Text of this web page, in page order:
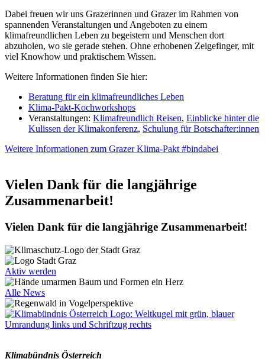
Dabei freuen wir uns Grazerinnen und Grazer im Rahmen von
spannenden Veranstaltungen und Angeboten zu einem
klimafreundlichen Leben zu begeistern und Menschen dort
abzuholen, wo sie gerade stehen. Ohne erhobenen Zeigefinger, mit
viel Knowhow und praktischem Wissen.
Weitere Informationen finden Sie hier:
Beratung für ein klimafreundliches Leben
Klima-Pakt-Kochworkshops
Veranstaltungen: Klimafreundlich Reisen, Einblicke hinter die
Kulissen der Klimakonferenz, Schulung für Botschafter:innen
Weitere Informationen zum Grazer Klima-Pakt #bindabei
Vielen Dank für die langjährige
Zusammenarbeit!
Vielen Dank für die langjährige Zusammenarbeit!
Aktiv werden
Alle News
Klimabündnis Österreich